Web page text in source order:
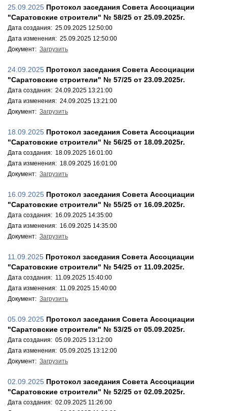
25.09.2025 Протокол заседания Совета Ассоциации
"Саратовские строители" № 58/25 от 25.09.2025г.
Дата создания: 25.09.2025 12:50:00
Дата изменения: 25.09.2025 12:50:00
Документ: Загрузить
24.09.2025 Протокол заседания Совета Ассоциации
"Саратовские строители" № 57/25 от 23.09.2025г.
Дата создания: 24.09.2025 13:21:00
Дата изменения: 24.09.2025 13:21:00
Документ: Загрузить
18.09.2025 Протокол заседания Совета Ассоциации
"Саратовские строители" № 56/25 от 18.09.2025г.
Дата создания: 18.09.2025 16:01:00
Дата изменения: 18.09.2025 16:01:00
Документ: Загрузить
16.09.2025 Протокол заседания Совета Ассоциации
"Саратовские строители" № 55/25 от 16.09.2025г.
Дата создания: 16.09.2025 14:35:00
Дата изменения: 16.09.2025 14:35:00
Документ: Загрузить
11.09.2025 Протокол заседания Совета Ассоциации
"Саратовские строители" № 54/25 от 11.09.2025г.
Дата создания: 11.09.2025 15:40:00
Дата изменения: 11.09.2025 15:40:00
Документ: Загрузить
05.09.2025 Протокол заседания Совета Ассоциации
"Саратовские строители" № 53/25 от 05.09.2025г.
Дата создания: 05.09.2025 13:12:00
Дата изменения: 05.09.2025 13:12:00
Документ: Загрузить
02.09.2025 Протокол заседания Совета Ассоциации
"Саратовские строители" № 52/25 от 02.09.2025г.
Дата создания: 02.09.2025 11:26:00